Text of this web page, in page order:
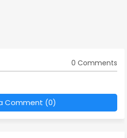
0 Comments
Comment (0)